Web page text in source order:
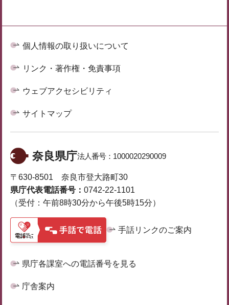
個人情報の取り扱いについて
リンク・著作権・免責事項
ウェブアクセシビリティ
サイトマップ
奈良県庁法人番号： 1000020290009
〒630-8501 奈良市登大路町30
県庁代表電話番号： 0742-22-1101
（受付：午前8時30分から午後5時15分）
手話リンクのご案内
県庁各課室への電話番号を見る
庁舎案内